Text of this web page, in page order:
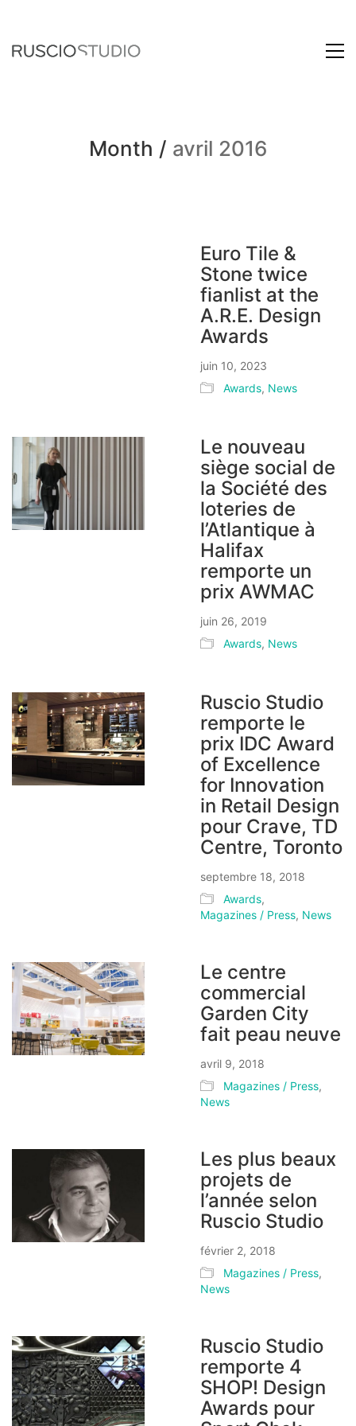
Month / avril 2016
Euro Tile &
Stone twice
fianlist at the
A.R.E. Design
Awards
juin 10, 2023
Awards, News
Le nouveau
siège social de
la Société des
loteries de
l’Atlantique à
Halifax
remporte un
prix AWMAC
juin 26, 2019
Awards, News
Ruscio Studio
remporte le
prix IDC Award
of Excellence
for Innovation
in Retail Design
pour Crave, TD
Centre, Toronto
septembre 18, 2018
Awards,
Magazines / Press, News
Le centre
commercial
Garden City
fait peau neuve
avril 9, 2018
Magazines / Press,
News
Les plus beaux
projets de
l’année selon
Ruscio Studio
février 2, 2018
Magazines / Press,
News
Ruscio Studio
remporte 4
SHOP! Design
Awards pour